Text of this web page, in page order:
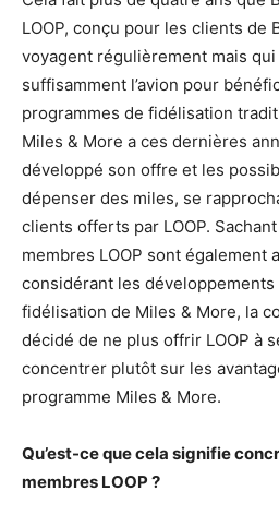
LOOP, conçu pour les clients de
voyagent régulièrement mais
suffisamment l’avion pour
programmes de fidélisation
Miles & More a ces dernières
développé son offre et les
dépenser des miles, se
clients offerts par LOOP.
membres LOOP sont également
considérant les
fidélisation de Miles & More, la
décidé de ne plus offrir LOOP à
concentrer plutôt sur les
programme Miles & More.
Qu’est-ce que cela signifie
membres LOOP ?